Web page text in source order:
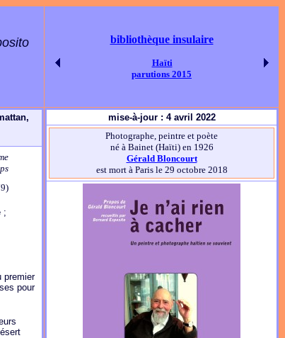
bibliothèque insulaire
Haïti
parutions 2015
;
premier
pour
mise-à-jour : 4 avril 2022
Photographe, peintre et poète
né à Bainet (Haïti) en 1926
Gérald Bloncourt
est mort à Paris le 29 octobre 2018